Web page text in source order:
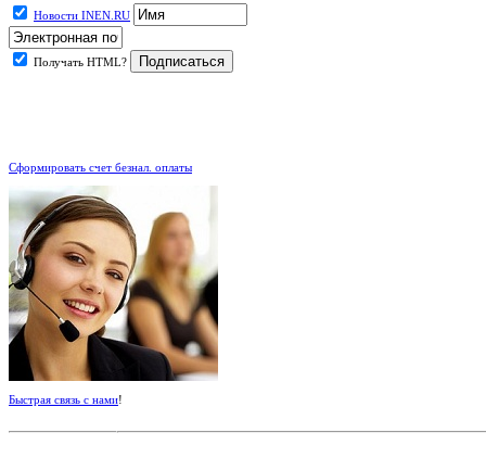
Новости INEN.RU
Получать HTML?
Сформировать счет безнал. оплаты
Быстрая связь с нами!